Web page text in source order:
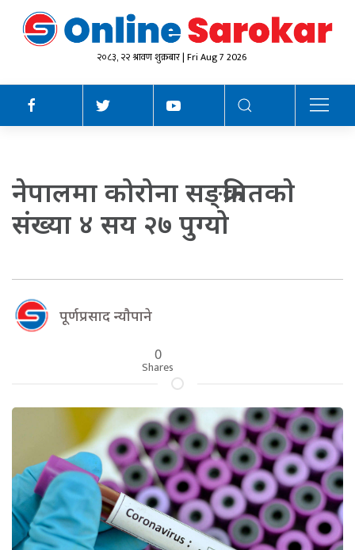
२०८३, २२ श्रावण शुक्रबार | Fri Aug 7 2026
नेपालमा कोरोना सङ्क्रमितकाे
संख्या ४ सय २७ पुग्यो
पूर्णप्रसाद न्याैपाने
0
Shares